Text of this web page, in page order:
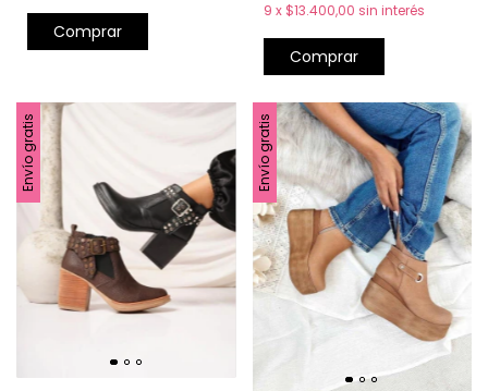
Comprar
9 x $13.400,00 sin interés
Comprar
Envío gratis Envío gratis